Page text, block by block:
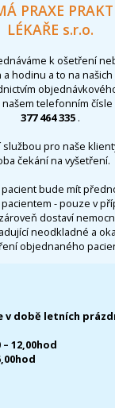
PRAXE
LÉKAŘE s.r.o.
k ošetření
hodinu a to na
našem telefonním čísle
377 464 335 .
pro naše
čekání na vyšetření.
bude mít
- pouze v
dostaví
neodkladné a
objednaného
v době letních
– 12,00hod